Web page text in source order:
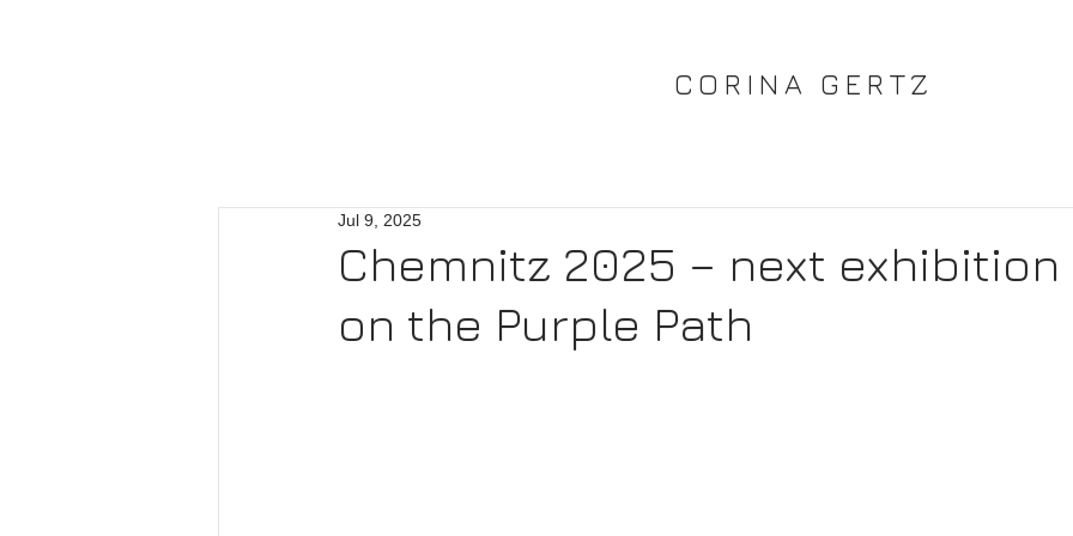
CORINA GERTZ
Chemnitz 2025 – next
on the Purple Path
Jul 9, 2025